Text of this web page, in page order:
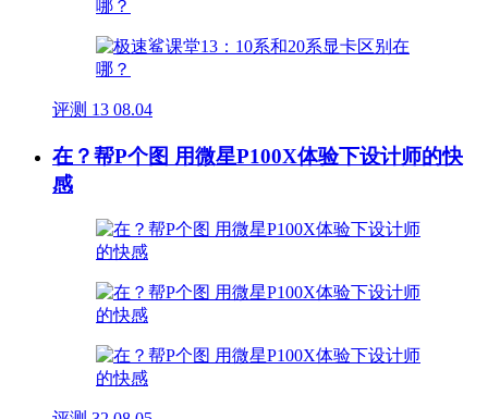
评测 13 08.04
在？帮P个图 用微星P100X体验下设计师的快
感